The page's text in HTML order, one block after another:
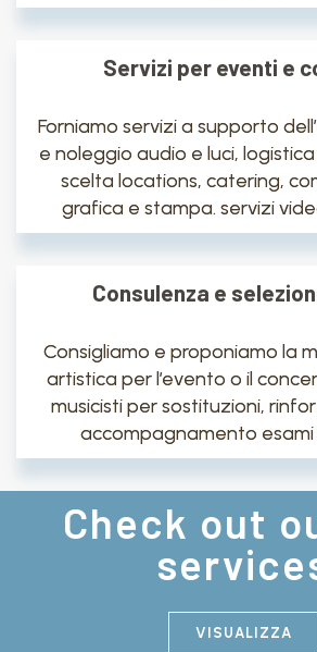
Servizi per eventi e
Forniamo servizi a supporto
e noleggio audio e luci,
scelta locations, catering,
grafica e stampa. servizi
Consulenza e
Consigliamo e proponiamo la
artistica per l’evento o il
musicisti per sostituzioni,
accompagnamento esami
Check out
VISUALIZZA